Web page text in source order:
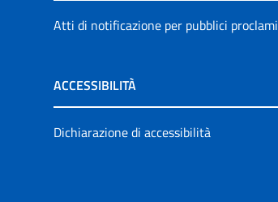
Atti di notificazione per pubblici proclami
ACCESSIBILITÀ
Dichiarazione di accessibilità